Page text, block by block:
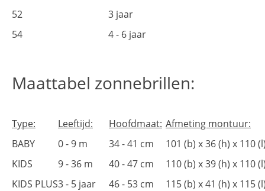
52
3 jaar
54
4 - 6 jaar
Maattabel zonnebrillen:
Type: Leeftijd: Hoofdmaat: Afmeting montuur:
BABY
0 - 9 m 34 - 41 cm
101 (b) x 36 (h) x 110
KIDS
9 - 36 m 40 - 47 cm
110 (b) x 39 (h) x 110
KIDS PLUS3 - 5 jaar 46 - 53 cm
115 (b) x 41 (h) x 115